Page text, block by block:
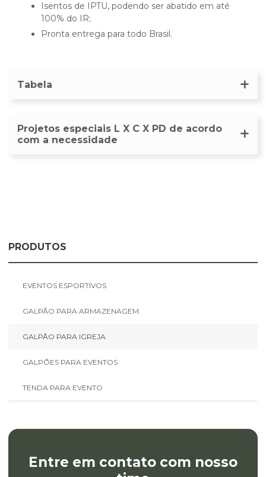
PRODUTOS
EVENTOS ESPORTIVOS
GALPÃO PARA ARMAZENAGEM
GALPÃO PARA IGREJA
GALPÕES PARA EVENTOS
TENDA PARA EVENTO
Entre em contato com nosso
Isentos de IPTU, podendo ser abatido em até
100% do IR;
Pronta entrega para todo Brasil.
Tabela
Projetos especiais L X C X PD de acordo
com a necessidade